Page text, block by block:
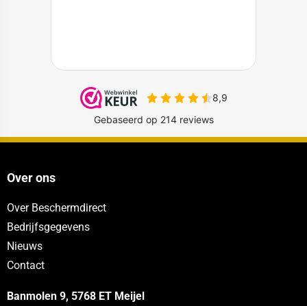
Over ons
Over Beschermdirect
Bedrijfsgegevens
Nieuws
Contact
Banmolen 9, 5768 ET Meijel